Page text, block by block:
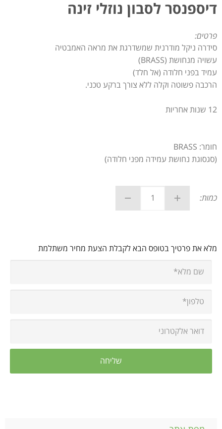
דיספנסר לסבון נוזלי זינה
פרטים:
סידרה ניקל מודרנית שמשדרגת את מראה האמבטיה
עשויה מנחושת (BRASS)
עמיד בפני חלודה (אל חלד)
הרכבה פשוטה וקלה ללא צורך ברקע טכני.
12 שנות אחריות
חומר: BRASS
(סגסוגת נחושת עמידה מפני חלודה)
כמות:
מלא את פרטיך בטופס הבא לקבלת הצעת מחיר משתלמת